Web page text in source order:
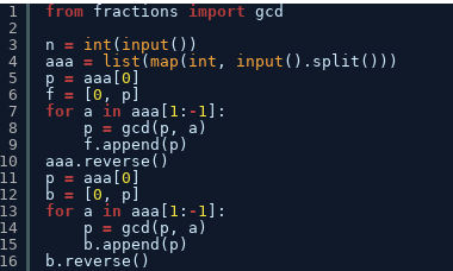
1
2
3
4
5
6
7
8
9
10
11
12
13
14
15
16
from fractions import gcd
n = int ( input ())
aaa = list (map ( int , input ().split()))
p = aaa[0 ]
f = [0 , p]
for
a in aaa[ 1 : - 1 ]:
p = gcd(p, a)
f.append(p)
aaa.reverse()
p = aaa[0 ]
b = [0 , p]
for
a in aaa[ 1 : - 1 ]:
p = gcd(p, a)
b.append(p)
b.reverse()